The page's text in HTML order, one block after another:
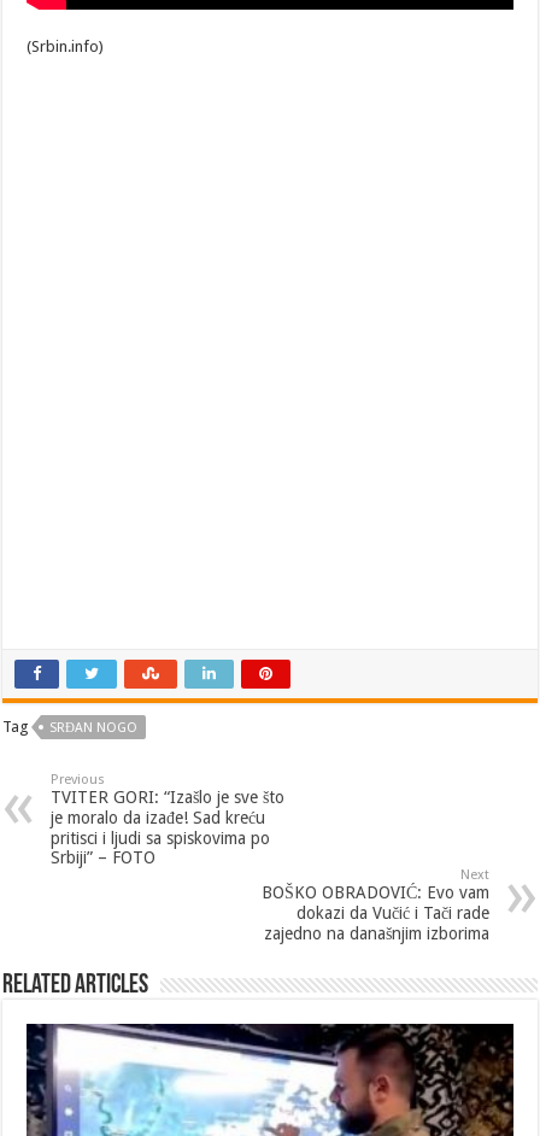
(Srbin.info)
Tag SRĐAN NOGO
Previous
TVITER GORI: “Izašlo je sve što
je moralo da izađe! Sad kreću
pritisci i ljudi sa spiskovima po
Srbiji” – FOTO
Next
BOŠKO OBRADOVIĆ: Evo vam
dokazi da Vučić i Tači rade
zajedno na današnjim izborima
Related Articles